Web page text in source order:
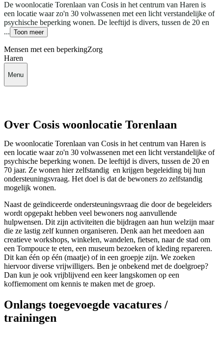
De woonlocatie Torenlaan van Cosis in het centrum van Haren is
een locatie waar zo'n 30 volwassenen met een licht verstandelijke of
psychische beperking wonen. De leeftijd is divers, tussen de 20 en
... Toon meer
Mensen met een beperkingZorg
Haren
Menu
Over Cosis woonlocatie Torenlaan
De woonlocatie Torenlaan van Cosis in het centrum van Haren is
een locatie waar zo'n 30 volwassenen met een licht verstandelijke of
psychische beperking wonen. De leeftijd is divers, tussen de 20 en
70 jaar. Ze wonen hier zelfstandig en krijgen begeleiding bij hun
ondersteuningsvraag. Het doel is dat de bewoners zo zelfstandig
mogelijk wonen.
Naast de geïndiceerde ondersteuningsvraag die door de begeleiders
wordt opgepakt hebben veel bewoners nog aanvullende
hulpwensen. Dit zijn activiteiten die bijdragen aan hun welzijn maar
die ze lastig zelf kunnen organiseren. Denk aan het meedoen aan
creatieve workshops, winkelen, wandelen, fietsen, naar de stad om
een Tompouce te eten, een museum bezoeken of kleding repareren.
Dit kan één op één (maatje) of in een groepje zijn. We zoeken
hiervoor diverse vrijwilligers. Ben je onbekend met de doelgroep?
Dan kun je ook vrijblijvend een keer langskomen op een
koffiemoment om kennis te maken met de groep.
Onlangs toegevoegde vacatures /
trainingen